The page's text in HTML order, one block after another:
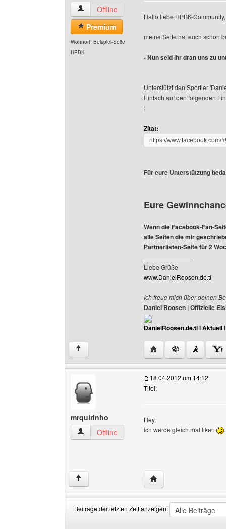
danielroosen Benutzer-Profile anzeigen
Offline
Premium
Wohnort: Beispiel-Seite
HPBK
Hallo liebe HPBK-Community,
meine Seite hat euch schon
- Nun seid ihr dran uns zu
Unterstützt den Sportler
Einfach auf den folgenden
:
Zitat:
https://
Für eure Unterstützung
Eure
Wenn die Facebook-Fan-
alle Seiten die mir
Partnerlisten-Seite für 2
Liebe Grüße
www.DanielRoosen.de.tl
Ich freue mich über deinen
Daniel Roosen | Offizielle
DanielRoosen.de.tlIAktuell
↑ Website dieses
mrquirinho
mrquirinho Benutzer-Profile anzeigen
Offline
18.04.2012 um 14:12
Titel:
Hey,
ich werde gleich mal liken
↑ Website dieses
Beiträge der letzten Zeit anzeigen: